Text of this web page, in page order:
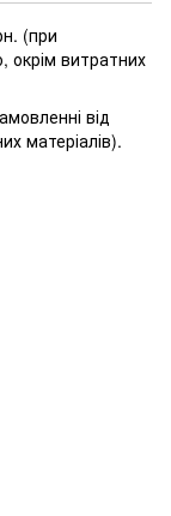
(при
окрім витратних
від
матеріалів).